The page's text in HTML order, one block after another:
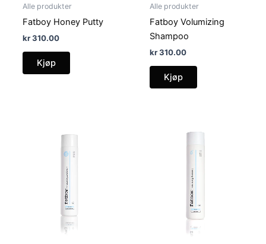
Alle produkter
Fatboy Honey Putty
kr310.00
Kjøp
Alle produkter
Fatboy Volumizing
Shampoo
kr310.00
Kjøp